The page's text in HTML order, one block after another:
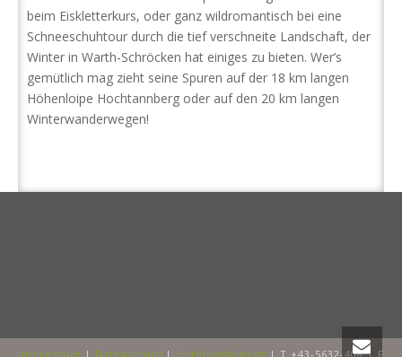
beim Eiskletterkurs, oder ganz wildromantisch bei eine
Schneeschuhtour durch die tief verschneite Landschaft, der
Winter in Warth-Schröcken hat einiges zu bieten. Wer’s
gemütlich mag zieht seine Spuren auf der 18 km langen
Höhenloipe Hochtannberg oder auf den 20 km langen
Winterwanderwegen!
Impressum | Datenschutz | Hotelreglement | T +43-5632-408 | F